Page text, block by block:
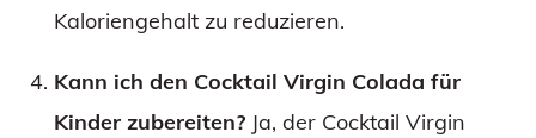
Kaloriengehalt zu reduzieren.
Kann ich den Cocktail Virgin Colada für
Kinder zubereiten? Ja, der Cocktail Virgin